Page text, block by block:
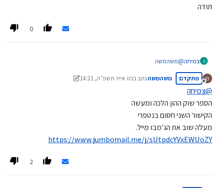
תודה
0
צ צמיחה@משהמשה
למה מחקת את ההודעה הקודמת
כבר שלחתי בקשה לנטפרי והם פתחו לי
מ
מנותק
מתקדם משהמשהכתב בכט אייר תשפ״ה, 14:21
נערך לאחרונה על ידי משהמשה
@צמיחה
הספר שוק ההון הלכה ומעשה
הקישור השני חסום בנטפרי
מעלה שוב את הג'מבו מייל.
https://www.jumbomail.me/j/sUtpdcYVxEWUoZY
2